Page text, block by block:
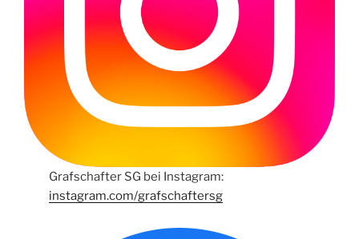
Grafschafter SG bei Instagram:
instagram.com/grafschaftersg